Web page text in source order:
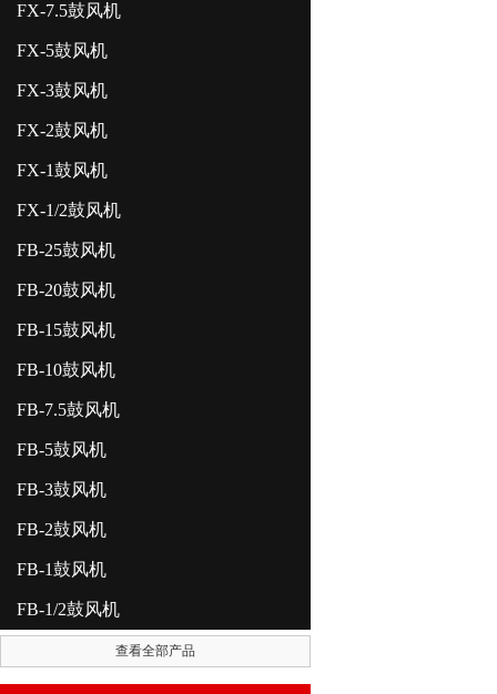
FX-7.5鼓风机
FX-5鼓风机
FX-3鼓风机
FX-2鼓风机
FX-1鼓风机
FX-1/2鼓风机
FB-25鼓风机
FB-20鼓风机
FB-15鼓风机
FB-10鼓风机
FB-7.5鼓风机
FB-5鼓风机
FB-3鼓风机
FB-2鼓风机
FB-1鼓风机
FB-1/2鼓风机
查看全部产品